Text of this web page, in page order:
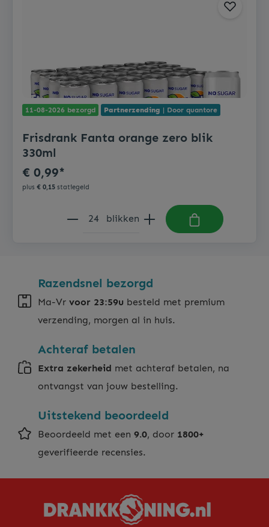
11-08-2026 bezorgd Partnerzending | Door quantore
Frisdrank Fanta orange zero blik
330ml
€ 0,99*
plus € 0,15 statiegeld
blikken
Razendsnel bezorgd
Ma-Vr voor 23:59u besteld met premium
verzending, morgen al in huis.
Achteraf betalen
Extra zekerheid met achteraf betalen, na
ontvangst van jouw bestelling.
Uitstekend beoordeeld
Beoordeeld met een 9.0, door 1800+
geverifieerde recensies.